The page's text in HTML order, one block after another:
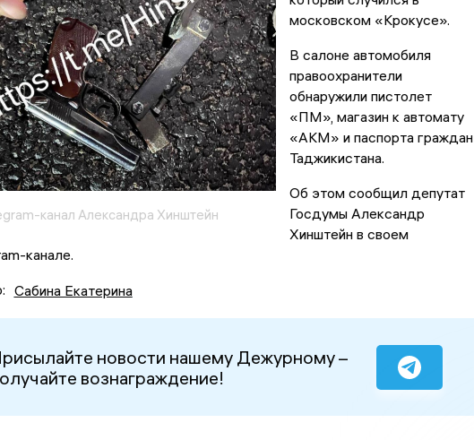
канал Александра Хинштейн
московском «Крокусе».
В салоне автомобиля
правоохранители
обнаружили пистолет
«ПМ», магазин к автомату
«АКМ» и паспорта граждан
Таджикистана.
Об этом сообщил депутат
Госдумы Александр
Хинштейн в своем
канале.
Сабина Екатерина
новости нашему Дежурному –
вознаграждение!